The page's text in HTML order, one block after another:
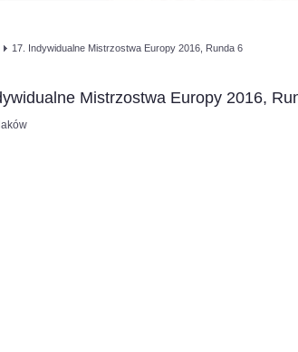
17. Indywidualne Mistrzostwa Europy 2016, Runda 6
Mistrzostwa Europy 2016,